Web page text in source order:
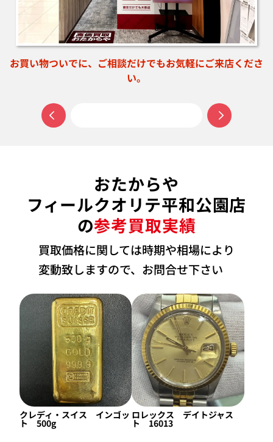
お買い物ついでに、ご相談だけでもお気軽にご来店くださ
い。
おたからや
フィールクオリテ平和公園店
の参考買取実績
買取価格に関しては時期や相場により
変動致しますので、お問合せ下さい
クレディ・スイス インゴッ
ト 500g
ロレックス デイトジャス
ト 16013